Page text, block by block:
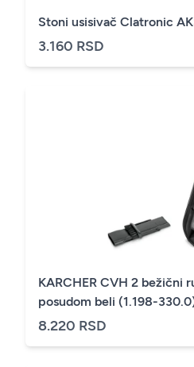
Stoni usisivač Clatronic
3.160 RSD
KARCHER CVH 2 bežični
posudom beli (1.198-
8.220 RSD